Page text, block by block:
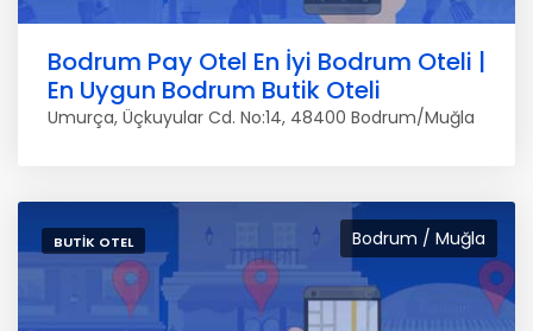
Bodrum Pay Otel En İyi Bodrum Oteli |
En Uygun Bodrum Butik Oteli
Umurça, Üçkuyular Cd. No:14, 48400 Bodrum/Muğla
Bodrum / Muğla
BUTIK OTEL